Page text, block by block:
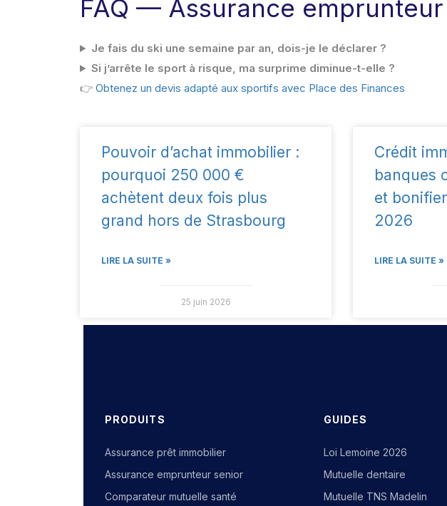
FAQ — Assurance
Je fais du ski une semaine par an, dois-je le déclarer ?
Si j’arrête le sport à risque, ma surprime diminue-t-elle ?
👉 Obtenez un devis adapté aux sportifs avec Place des Finances
Pouvoir d’achat immobilier :
pourquoi 250 000 €
achètent deux fois plus
grand hors de Strasbourg
LIRE LA SUITE »
25 juin 2026
Crédit
banques
et
2026
LIRE LA SUITE »
PRODUITS
Assurance prêt immobilier
Assurance emprunteur senior
Comparateur mutuelle santé
GUIDES
Loi Lemoine 2026
Mutuelle dentaire
Mutuelle TNS Madelin